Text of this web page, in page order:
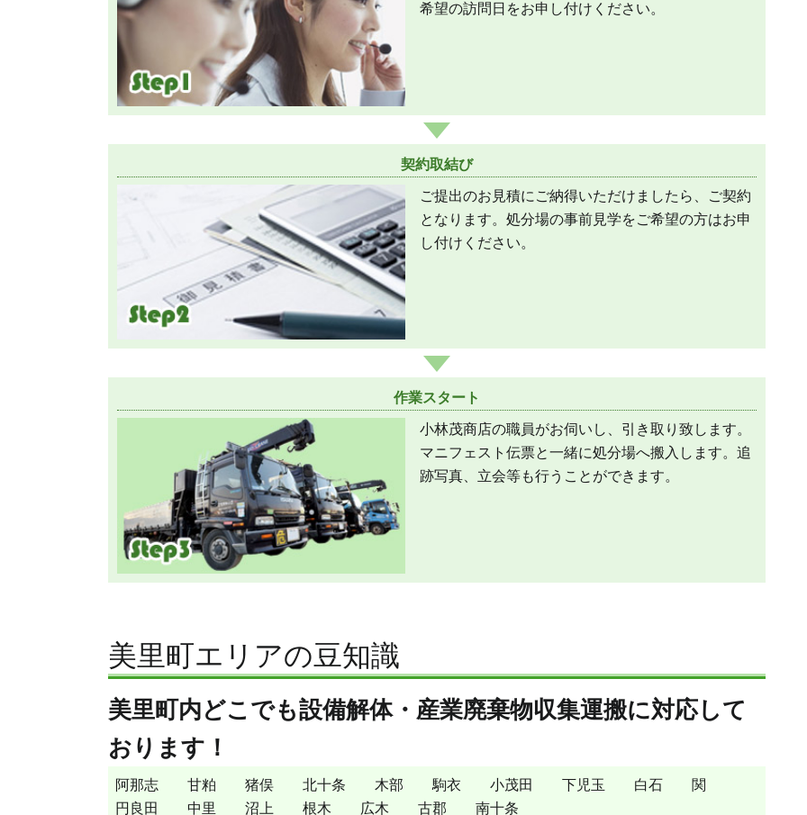
希望の訪問日をお申し付けください。
契約取結び
ご提出のお見積にご納得いただけましたら、ご契約
となります。処分場の事前見学をご希望の方はお申
し付けください。
作業スタート
小林茂商店の職員がお伺いし、引き取り致します。
マニフェスト伝票と一緒に処分場へ搬入します。追
跡写真、立会等も行うことができます。
美里町エリアの豆知識
美里町内どこでも設備解体・産業廃棄物収集運搬に対応して
おります！
阿那志 甘粕 猪俣 北十条 木部 駒衣 小茂田 下児玉 白石
関
円良田
中里 沼上 根木 広木 古郡 南十条